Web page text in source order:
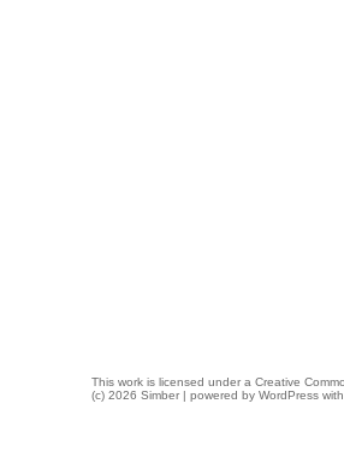
This work is licensed under a Creative
(c) 2026 Simber | powered by WordPress with